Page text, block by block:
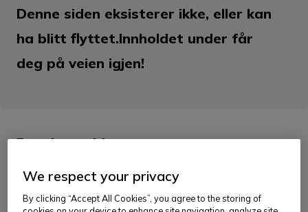
Denne siden eksisterer ikke, eller kan
ha blitt flyttet.Innholdet under får
deg på veien igjen!
Populære sider:
Våre bilmerker
We respect your privacy
By clicking “Accept All Cookies”, you agree to the storing of